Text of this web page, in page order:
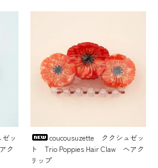
ッ
ク
coucousuzette ククシュゼッ
ト Trio Poppies Hair Claw ヘアク
リップ